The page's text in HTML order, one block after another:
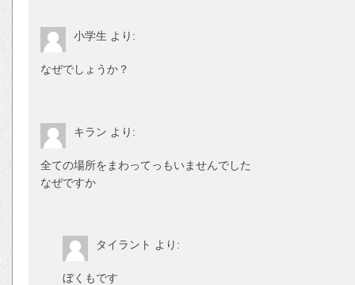
小学生 より:
なぜでしょうか？
キラン より:
全ての場所をまわってっもいませんでした
なぜですか
タイラント より:
ぼくもです